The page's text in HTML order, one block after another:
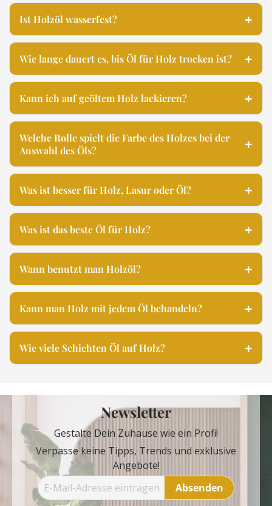
Ist Holzöl wasserfest?
Wie lange dauert es, bis Öl für Holz trocken ist?
Kann ich auf geöltem Holz lackieren?
Welche Rolle spielt die Farbe des Holzes bei der
Auswahl des Öls?
Was ist besser für Holz, Lasur oder Öl?
Was ist das beste Öl für Holz?
Wann benutzt man Holzöl?
Kann man Holz mit jedem Öl behandeln?
Wie viele Schichten Öl auf Holz?
Newsletter
Gestalte Dein Zuhause wie ein Profi!
Verpasse keine Tipps, Trends und exklusive
Angebote!
Absenden